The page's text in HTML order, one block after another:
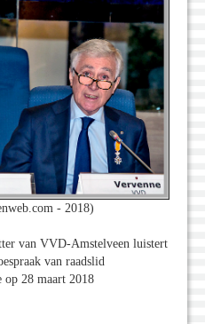
- 2018)
van VVD-Amstelveen luistert
van raadslid
op 28 maart 2018